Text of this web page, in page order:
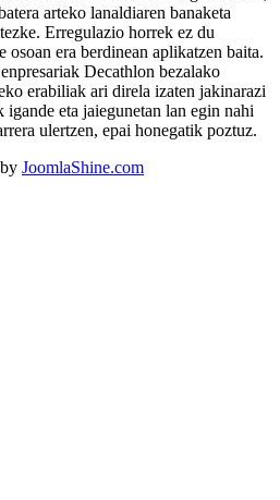
arteko lanaldiaren banaketa
Erregulazio horrek ez du
osoan era berdinean aplikatzen baita.
Decathlon bezalako
erabiliak ari direla izaten jakinarazi
eta jaiegunetan lan egin nahi
ulertzen, epai honegatik poztuz.
JoomlaShine.com